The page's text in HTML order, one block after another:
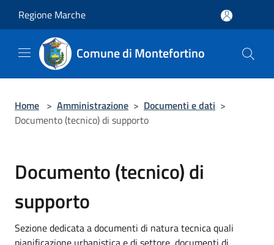
Regione Marche
Comune di Montefortino
Home > Amministrazione > Documenti e dati >
Documento (tecnico) di supporto
Documento (tecnico) di
supporto
Sezione dedicata a documenti di natura tecnica quali